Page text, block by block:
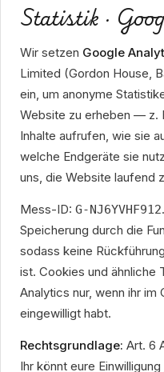
Statistik ·
Wir setzen Google
Limited (Gordon House,
ein, um anonyme
Website zu erheben — z.
Inhalte aufrufen, wie sie
welche Endgeräte sie
uns, die Website laufend
Mess-ID: G-NJ6YVHF912
Speicherung durch die
sodass keine
ist. Cookies und ähnliche
Analytics nur, wenn ihr im
eingewilligt habt.
Rechtsgrundlage: Art. 6
Ihr könnt eure